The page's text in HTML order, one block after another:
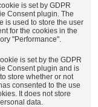
is set by GDPR
Consent plugin. The
is used to store the user
for the cookies in the
"Performance".
is set by the GDPR
Consent plugin and is
store whether or not
consented to the use
It does not store
data.